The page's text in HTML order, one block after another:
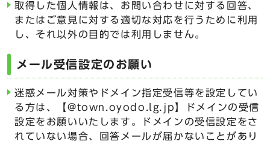
取得した個人情報は、お問い合わせに対する回答、
またはご意見に対する適切な対応を行うために利用
し、それ以外の目的では利用しません。
メール受信設定のお願い
迷惑メール対策やドメイン指定受信等を設定してい
る方は、【@town.oyodo.lg.jp】ドメインの受信
設定をお願いいたします。ドメインの受信設定をさ
れていない場合、回答メールが届かないことがあり